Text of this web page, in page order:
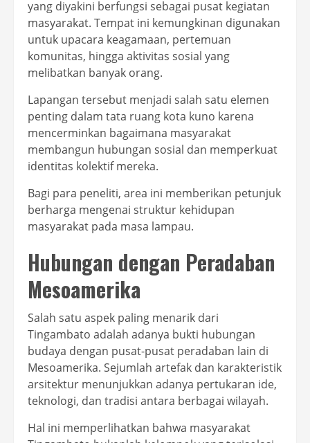
yang diyakini berfungsi sebagai pusat kegiatan
masyarakat. Tempat ini kemungkinan digunakan
untuk upacara keagamaan, pertemuan
komunitas, hingga aktivitas sosial yang
melibatkan banyak orang.
Lapangan tersebut menjadi salah satu elemen
penting dalam tata ruang kota kuno karena
mencerminkan bagaimana masyarakat
membangun hubungan sosial dan memperkuat
identitas kolektif mereka.
Bagi para peneliti, area ini memberikan petunjuk
berharga mengenai struktur kehidupan
masyarakat pada masa lampau.
Hubungan dengan Peradaban
Mesoamerika
Salah satu aspek paling menarik dari
Tingambato adalah adanya bukti hubungan
budaya dengan pusat-pusat peradaban lain di
Mesoamerika. Sejumlah artefak dan karakteristik
arsitektur menunjukkan adanya pertukaran ide,
teknologi, dan tradisi antara berbagai wilayah.
Hal ini memperlihatkan bahwa masyarakat